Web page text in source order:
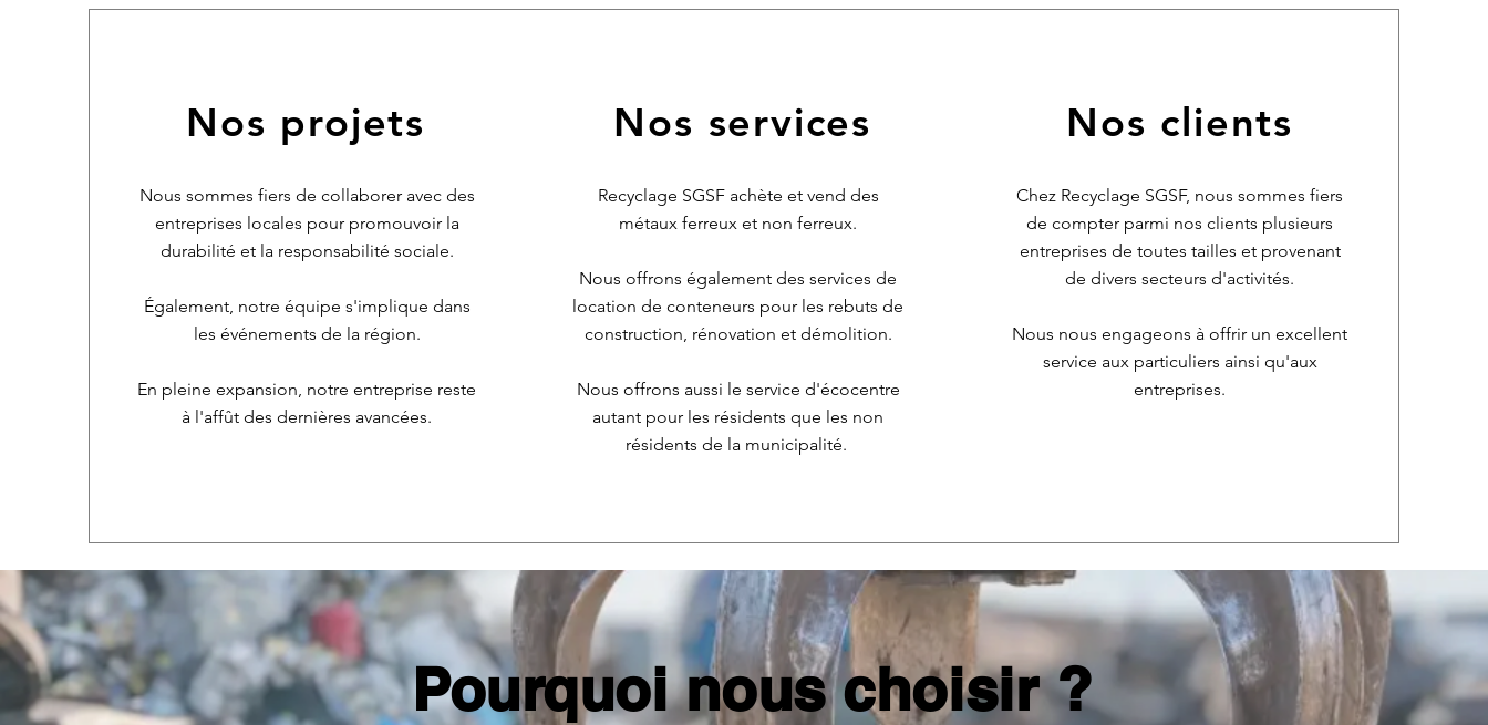
Nos projets
Nous sommes fiers de collaborer avec des
entreprises locales pour promouvoir la
durabilité et la responsabilité sociale.
Également, notre équipe s'implique dans
les événements de la région.
En pleine expansion, notre entreprise reste
à l'affût des dernières avancées.
Nos services
Recyclage SGSF achète et vend des
métaux ferreux et non ferreux.
Nous offrons également des services de
location de conteneurs pour les rebuts de
construction, rénovation et démolition.
Nous offrons aussi le service d'écocentre
autant pour les résidents que les non
résidents de la municipalité.
Nos clients
Chez Recyclage SGSF, nous sommes fiers
de compter parmi nos clients plusieurs
entreprises de toutes tailles et provenant
de divers secteurs d'activités.
Nous nous engageons à offrir un excellent
service aux particuliers ainsi qu'aux
entreprises.
Pourquoi nous choisir ?